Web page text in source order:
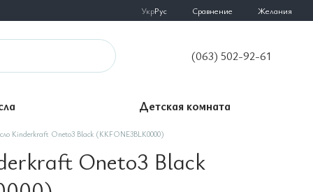
УкрРус Сравнение Желания
(063) 502-92-61
Детская комната
Kinderkraft Oneto3 Black (KKFONE3BLK0000)
Oneto3 Black